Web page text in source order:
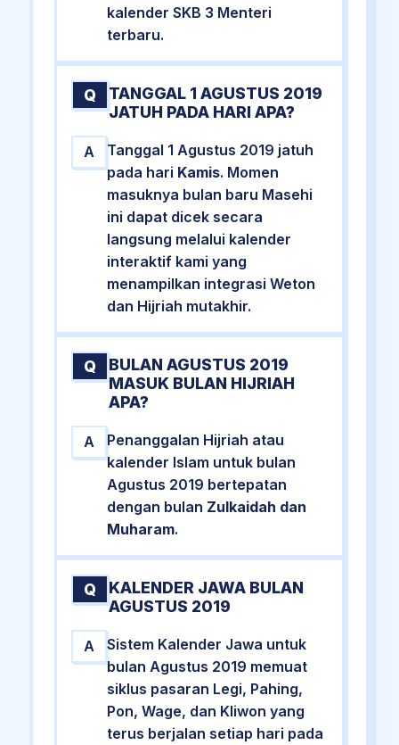
kalender SKB 3 Menteri
terbaru.
Q
TANGGAL 1 AGUSTUS 2019
JATUH PADA HARI APA?
A
Tanggal 1 Agustus 2019 jatuh
pada hari Kamis. Momen
masuknya bulan baru Masehi
ini dapat dicek secara
langsung melalui kalender
interaktif kami yang
menampilkan integrasi Weton
dan Hijriah mutakhir.
Q
BULAN AGUSTUS 2019
MASUK BULAN HIJRIAH
APA?
A
Penanggalan Hijriah atau
kalender Islam untuk bulan
Agustus 2019 bertepatan
dengan bulan Zulkaidah dan
Muharam.
Q
KALENDER JAWA BULAN
AGUSTUS 2019
A
Sistem Kalender Jawa untuk
bulan Agustus 2019 memuat
siklus pasaran Legi, Pahing,
Pon, Wage, dan Kliwon yang
terus berjalan setiap hari pada